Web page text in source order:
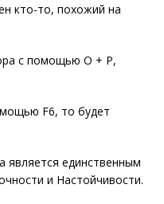
кто-то, похожий на
с помощью О + Р,
F6, то будет
является единственным
и Настойчивости.